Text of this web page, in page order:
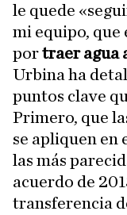
le quede
mi equipo, que
portraer agua
Urbina ha
puntos clave
Primero, que
se apliquen en
las más
acuerdo de
transferencia